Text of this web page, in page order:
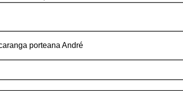
porteana André